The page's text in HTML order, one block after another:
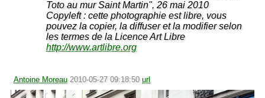
Toto au mur Saint Martin", 26 mai 2010
Copyleft : cette photographie est libre, vous
pouvez la copier, la diffuser et la modifier selon
les termes de la Licence Art Libre
http://www.artlibre.org
Antoine Moreau 2010-05-27 09:18:50 url